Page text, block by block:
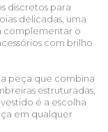
discretos para
delicadas, uma
complementar o
com brilho
peça que combina
estruturadas,
é a escolha
em qualquer